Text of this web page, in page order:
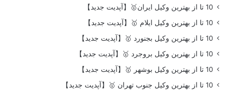
10 تا از بهترین وکیل ایران🥇【آپدیت جدید】
10 تا از بهترین وکیل ایلام 🥇【آپدیت جدید】
10 تا از بهترین وکیل بجنورد 🥇【آپدیت جدید】
10 تا از بهترین وکیل بروجرد 🥇【آپدیت جدید】
10 تا از بهترین وکیل بوشهر 🥇【آپدیت جدید】
10 تا از بهترین وکیل جنوب تهران 🥇【آپدیت جدید】